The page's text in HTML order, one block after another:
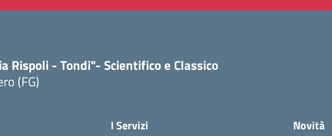
Rispoli - Tondi"- Scientifico e Classico
(FG)
I Servizi Novità